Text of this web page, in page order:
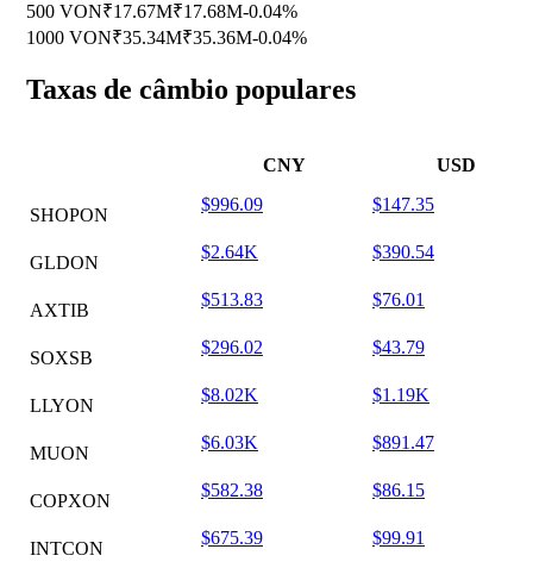
500 VON₹17.67M₹17.68M-0.04%
1000 VON₹35.34M₹35.36M-0.04%
Taxas de câmbio populares
CNY USD
SHOPON
$996.09 $147.35
GLDON
$2.64K $390.54
AXTIB
$513.83 $76.01
SOXSB
$296.02 $43.79
LLYON
$8.02K $1.19K
MUON
$6.03K $891.47
COPXON
$582.38 $86.15
INTCON
$675.39 $99.91